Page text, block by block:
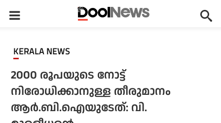
KERALA NEWS
2000 രൂപയുടെ നോട്ട്
നിരോധിക്കാനുള്ള തീരുമാനം
ആര്‍.ബി.ഐയുടേത്: വി.